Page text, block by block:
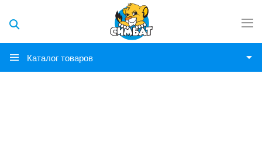
Каталог товаров